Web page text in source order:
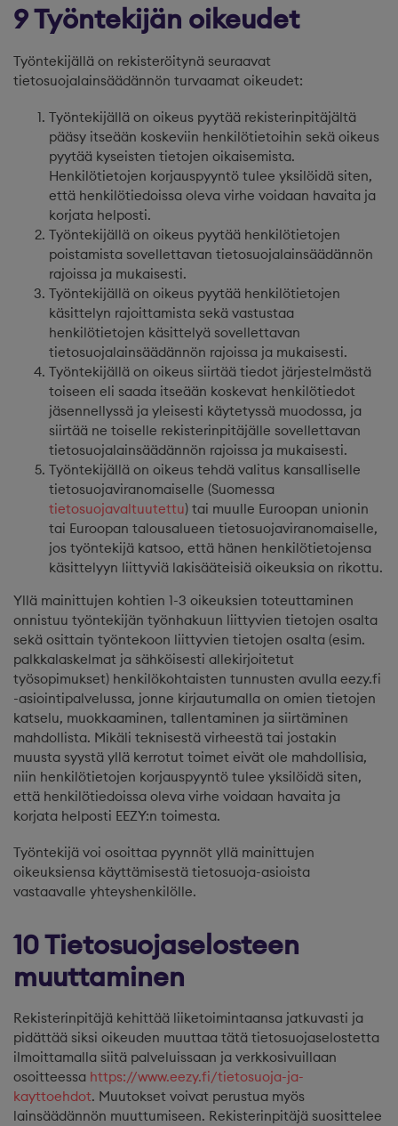
9 Työntekijän oikeudet
Työntekijällä on rekisteröitynä seuraavat
tietosuojalainsäädännön turvaamat oikeudet:
Työntekijällä on oikeus pyytää rekisterinpitäjältä
pääsy itseään koskeviin henkilötietoihin sekä oikeus
pyytää kyseisten tietojen oikaisemista.
Henkilötietojen korjauspyyntö tulee yksilöidä siten,
että henkilötiedoissa oleva virhe voidaan havaita ja
korjata helposti.
Työntekijällä on oikeus pyytää henkilötietojen
poistamista sovellettavan tietosuojalainsäädännön
rajoissa ja mukaisesti.
Työntekijällä on oikeus pyytää henkilötietojen
käsittelyn rajoittamista sekä vastustaa
henkilötietojen käsittelyä sovellettavan
tietosuojalainsäädännön rajoissa ja mukaisesti.
Työntekijällä on oikeus siirtää tiedot järjestelmästä
toiseen eli saada itseään koskevat henkilötiedot
jäsennellyssä ja yleisesti käytetyssä muodossa, ja
siirtää ne toiselle rekisterinpitäjälle sovellettavan
tietosuojalainsäädännön rajoissa ja mukaisesti.
Työntekijällä on oikeus tehdä valitus kansalliselle
tietosuojaviranomaiselle (Suomessa
tietosuojavaltuutettu) tai muulle Euroopan unionin
tai Euroopan talousalueen tietosuojaviranomaiselle,
jos työntekijä katsoo, että hänen henkilötietojensa
käsittelyyn liittyviä lakisääteisiä oikeuksia on rikottu.
Yllä mainittujen kohtien 1-3 oikeuksien toteuttaminen
onnistuu työntekijän työnhakuun liittyvien tietojen osalta
sekä osittain työntekoon liittyvien tietojen osalta (esim.
palkkalaskelmat ja sähköisesti allekirjoitetut
työsopimukset) henkilökohtaisten tunnusten avulla eezy.fi
-asiointipalvelussa, jonne kirjautumalla on omien tietojen
katselu, muokkaaminen, tallentaminen ja siirtäminen
mahdollista. Mikäli teknisestä virheestä tai jostakin
muusta syystä yllä kerrotut toimet eivät ole mahdollisia,
niin henkilötietojen korjauspyyntö tulee yksilöidä siten,
että henkilötiedoissa oleva virhe voidaan havaita ja
korjata helposti EEZY:n toimesta.
Työntekijä voi osoittaa pyynnöt yllä mainittujen
oikeuksiensa käyttämisestä tietosuoja-asioista
vastaavalle yhteyshenkilölle.
10 Tietosuojaselosteen
muuttaminen
Rekisterinpitäjä kehittää liiketoimintaansa jatkuvasti ja
pidättää siksi oikeuden muuttaa tätä tietosuojaselostetta
ilmoittamalla siitä palveluissaan ja verkkosivuillaan
osoitteessa https://www.eezy.fi/tietosuoja-ja-
kayttoehdot. Muutokset voivat perustua myös
lainsäädännön muuttumiseen. Rekisterinpitäjä suosittelee